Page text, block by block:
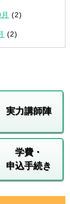
(2)
(2)
実力講師陣
学費・
申込手続き